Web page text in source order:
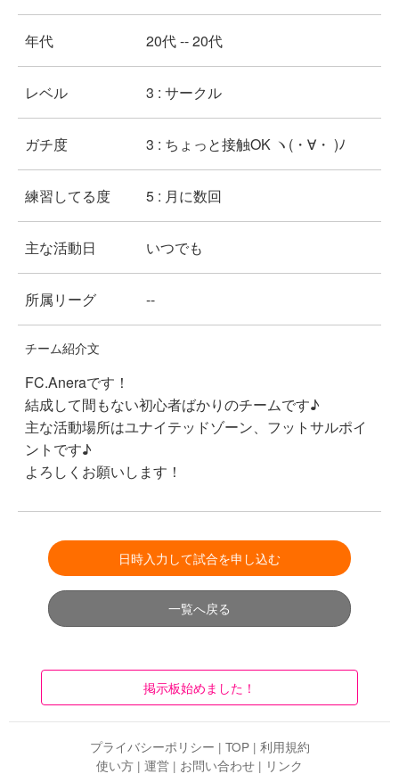
年代 20代 -- 20代
レベル 3 : サークル
ガチ度 3 : ちょっと接触OK ヽ(・∀・ )ﾉ
練習してる度 5 : 月に数回
主な活動日 いつでも
所属リーグ --
チーム紹介文
FC.Aneraです！
結成して間もない初心者ばかりのチームです♪
主な活動場所はユナイテッドゾーン、フットサルポイ
ントです♪
よろしくお願いします！
日時入力して試合を申し込む
一覧へ戻る
掲示板始めました！
プライバシーポリシー | TOP| 利用規約
使い方 | 運営 | お問い合わせ | リンク